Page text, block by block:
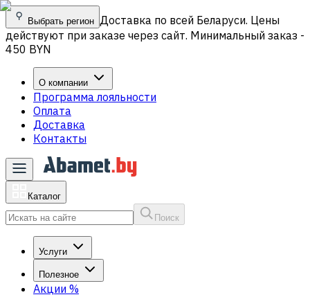
Выбрать регион Доставка по всей Беларуси. Цены
действуют при заказе через сайт. Минимальный заказ -
450 BYN
О компании
Программа лояльности
Оплата
Доставка
Контакты
Каталог
Поиск
Услуги
Полезное
Акции %